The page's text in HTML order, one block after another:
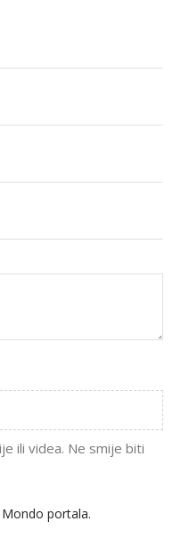
ili videa. Ne smije biti
Mondo portala.